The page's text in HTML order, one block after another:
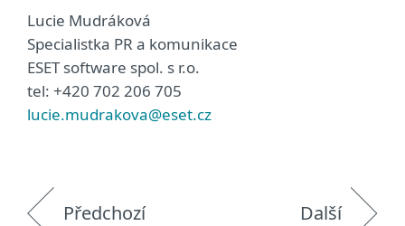
Lucie Mudráková
Specialistka PR a komunikace
ESET software spol. s r.o.
tel: +420 702 206 705
lucie.mudrakova@eset.cz
Předchozí Další